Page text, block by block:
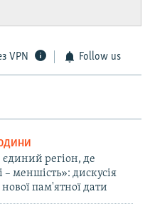
VPN Follow us
регіон, де
– меншість»: дискусія
пам'ятної дати